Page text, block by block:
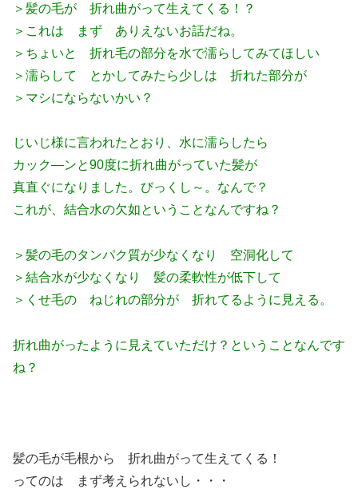
＞髪の毛が 折れ曲がって生えてくる！？
＞これは まず ありえないお話だね。
＞ちょいと 折れ毛の部分を水で濡らしてみてほしい
＞濡らして とかしてみたら少しは 折れた部分が
＞マシにならないかい？
じいじ様に言われたとおり、水に濡らしたら
カック―ンと90度に折れ曲がっていた髪が
真直ぐになりました。びっくし～。なんで？
これが、結合水の欠如ということなんですね？
＞髪の毛のタンパク質が少なくなり 空洞化して
＞結合水が少なくなり 髪の柔軟性が低下して
＞くせ毛の ねじれの部分が 折れてるように見える。
折れ曲がったように見えていただけ？ということなんです
ね？
髪の毛が毛根から 折れ曲がって生えてくる！
ってのは まず考えられないし・・・